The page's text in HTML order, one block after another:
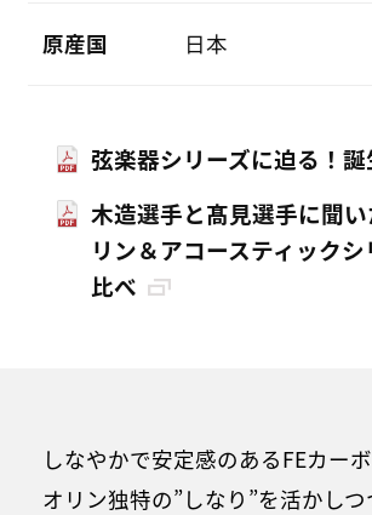
原産国 日本
弦楽器シリーズに迫る！
木造選手と髙見選手に聞
リン＆アコースティック
比べ
しなやかで安定感のあるFEカー
オリン独特の”しなり”を活かし